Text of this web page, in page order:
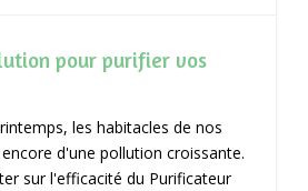
pour purifier vos
les habitacles de nos
d'une pollution croissante.
sur l'efficacité du Purificateur